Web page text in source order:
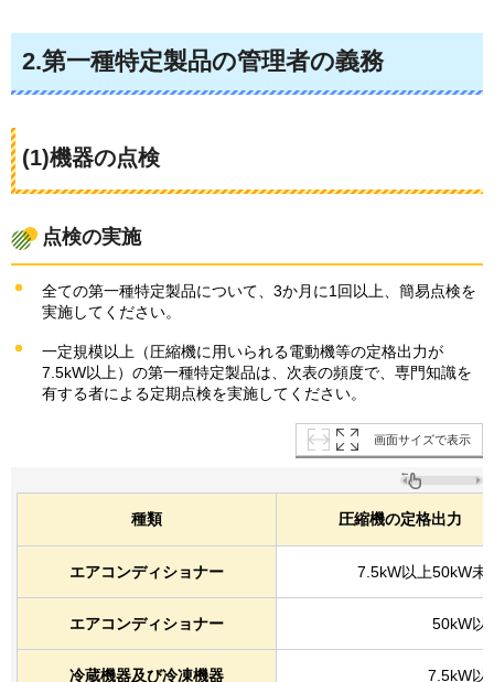
2.第一種特定製品の管理者の義務
(1)機器の点検
点検の実施
全ての第一種特定製品について、3か月に1回以上、簡易点検を
実施してください。
一定規模以上（圧縮機に用いられる電動機等の定格出力が
7.5kW以上）の第一種特定製品は、次表の頻度で、専門知識を
有する者による定期点検を実施してください。
画面サイズで表示
種類 圧縮機の定格出力
エアコンディショナー 7.5kW以上50kW未
エアコンディショナー 50kW以
冷蔵機器及び冷凍機器 7.5kW以